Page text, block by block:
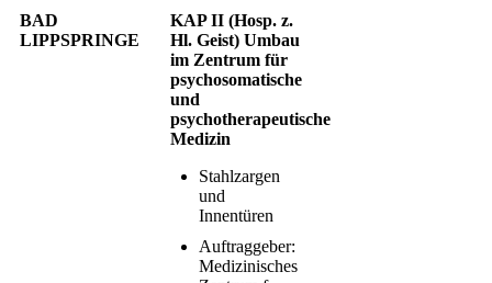
BAD
LIPPSPRINGE
KAP II (Hosp. z.
Hl. Geist) Umbau
im Zentrum für
psychosomatische
und
psychotherapeutische
Medizin
Stahlzargen
und
Innentüren
Auftraggeber:
Medizinisches